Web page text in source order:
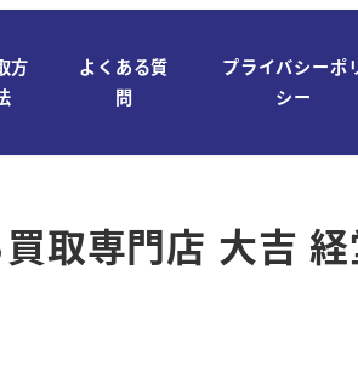
方
よくある質
問
プライバシーポ
シー
取専門店 大吉